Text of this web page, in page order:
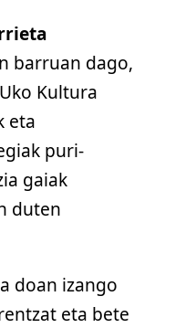
barruan dago,
Kultura
eta
puri-
gaiak
duten
doan izango
eta bete